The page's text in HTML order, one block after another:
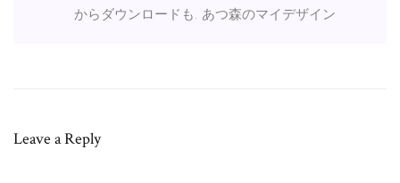
からダウンロードも. あつ森のマイデザイン
Leave a Reply